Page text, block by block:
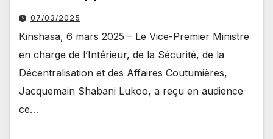
07/03/2025
Kinshasa, 6 mars 2025 – Le Vice-Premier Ministre
en charge de l’Intérieur, de la Sécurité, de la
Décentralisation et des Affaires Coutumières,
Jacquemain Shabani Lukoo, a reçu en audience
ce…